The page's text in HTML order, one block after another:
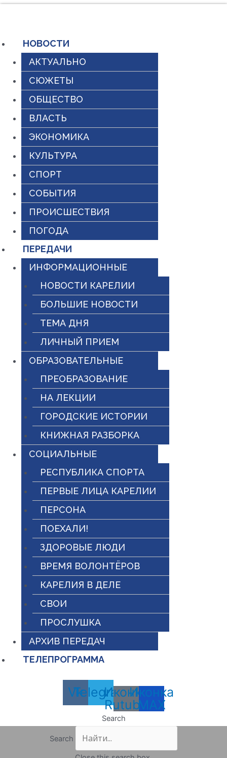
содержимому
НОВОСТИ
АКТУАЛЬНО
СЮЖЕТЫ
ОБЩЕСТВО
ВЛАСТЬ
ЭКОНОМИКА
КУЛЬТУРА
СПОРТ
СОБЫТИЯ
ПРОИСШЕСТВИЯ
ПОГОДА
ПЕРЕДАЧИ
ИНФОРМАЦИОННЫЕ
НОВОСТИ КАРЕЛИИ
БОЛЬШИЕ НОВОСТИ
ТЕМА ДНЯ
ЛИЧНЫЙ ПРИЕМ
ОБРАЗОВАТЕЛЬНЫЕ
ПРЕОБРАЗОВАНИЕ
НА ЛЕКЦИИ
ГОРОДСКИЕ ИСТОРИИ
КНИЖНАЯ РАЗБОРКА
СОЦИАЛЬНЫЕ
РЕСПУБЛИКА СПОРТА
ПЕРВЫЕ ЛИЦА КАРЕЛИИ
ПЕРСОНА
ПОЕХАЛИ!
ЗДОРОВЫЕ ЛЮДИ
ВРЕМЯ ВОЛОНТЁРОВ
КАРЕЛИЯ В ДЕЛЕ
СВОИ
ПРОСЛУШКА
АРХИВ ПЕРЕДАЧ
ТЕЛЕПРОГРАММА
Vk
Telegram
Иконка
Rutube
Иконка
MAX
Search
Search